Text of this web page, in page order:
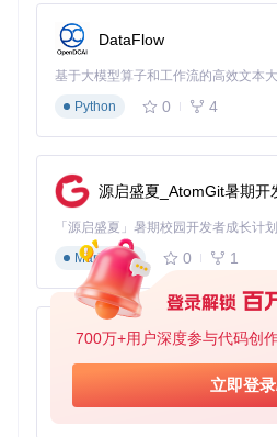
700万+用户深度参与代码创
立即登
DataFlow
基于大模型算子和工作流的高效文本
Python
0 4
源启盛夏_AtomGit暑期开
Markdown
0 1
py-xiaozhi
Python
0 1